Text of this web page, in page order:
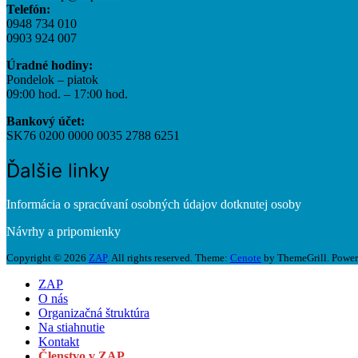
Telefón:
0948 734 010
0903 924 007
Úradné hodiny:
Pondelok – piatok
09:00 hod. – 17:00 hod.
Bankový účet:
SK76 0200 0000 0035 2788 6251
Ďalšie linky
Informácia o spracúvaní osobných údajov dotknutej osoby
Návrhy a pripomienky
Copyright © 2026 ZAP. All rights reserved. Theme: Cenote by ThemeGrill.
ZAP
O nás
Organizačná štruktúra
Na stiahnutie
Kontakt